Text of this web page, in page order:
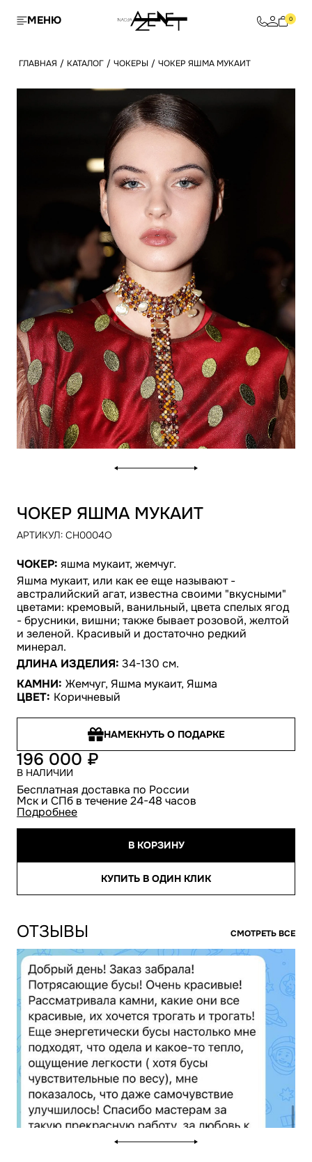
МЕНЮ 0
ГЛАВНАЯ / КАТАЛОГ / ЧОКЕРЫ / ЧОКЕР ЯШМА МУКАИТ
ЧОКЕР ЯШМА МУКАИТ
АРТИКУЛ: CH0004O
ЧОКЕР: яшма мукаит, жемчуг.
Яшма мукаит, или как ее еще называют -
австралийский агат, известна своими "вкусными"
цветами: кремовый, ванильный, цвета спелых ягод
- брусники, вишни; также бывает розовой, желтой
и зеленой. Красивый и достаточно редкий
минерал.
ДЛИНА ИЗДЕЛИЯ: 34-130 см.
КАМНИ: Жемчуг, Яшма мукаит, Яшма
ЦВЕТ: Коричневый
НАМЕКНУТЬ О ПОДАРКЕ
196 000
В НАЛИЧИИ
Бесплатная доставка по России
Мск и СПб в течение 24-48 часов
Подробнее
В КОРЗИНУ
КУПИТЬ В ОДИН КЛИК
ОТЗЫВЫ СМОТРЕТЬ ВСЕ